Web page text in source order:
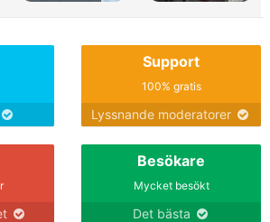
Support
100% gratis
Lyssnande moderatorer
Besökare
Mycket besökt
Det bästa